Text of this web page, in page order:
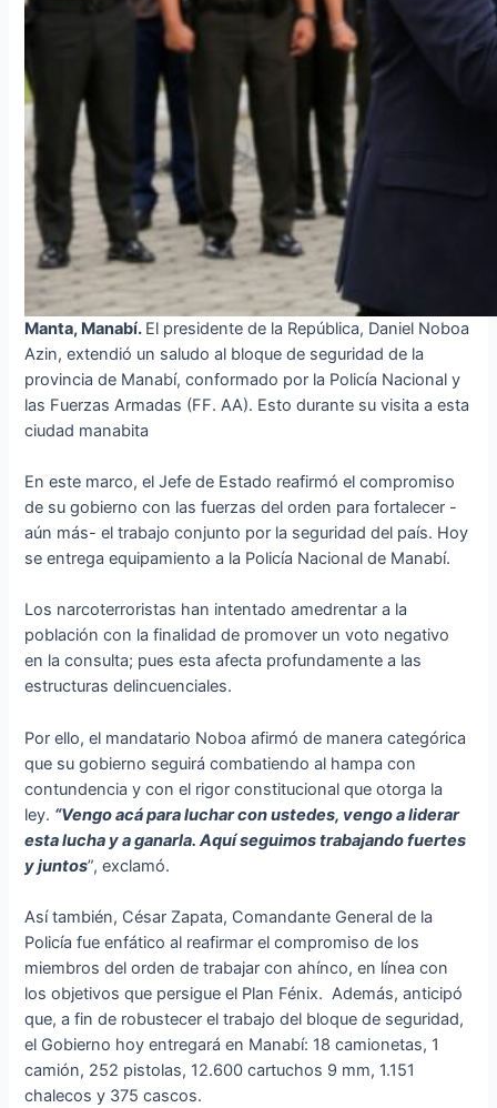
Manta, Manabí. El presidente de la República, Daniel Noboa
Azin, extendió un saludo al bloque de seguridad de la
provincia de Manabí, conformado por la Policía Nacional y
las Fuerzas Armadas (FF. AA). Esto durante su visita a esta
ciudad manabita
En este marco, el Jefe de Estado reafirmó el compromiso
de su gobierno con las fuerzas del orden para fortalecer -
aún más- el trabajo conjunto por la seguridad del país. Hoy
se entrega equipamiento a la Policía Nacional de Manabí.
Los narcoterroristas han intentado amedrentar a la
población con la finalidad de promover un voto negativo
en la consulta; pues esta afecta profundamente a las
estructuras delincuenciales.
Por ello, el mandatario Noboa afirmó de manera categórica
que su gobierno seguirá combatiendo al hampa con
contundencia y con el rigor constitucional que otorga la
ley. “Vengo acá para luchar con ustedes, vengo a liderar
esta lucha y a ganarla. Aquí seguimos trabajando fuertes
y juntos”, exclamó.
Así también, César Zapata, Comandante General de la
Policía fue enfático al reafirmar el compromiso de los
miembros del orden de trabajar con ahínco, en línea con
los objetivos que persigue el Plan Fénix. Además, anticipó
que, a fin de robustecer el trabajo del bloque de seguridad,
el Gobierno hoy entregará en Manabí: 18 camionetas, 1
camión, 252 pistolas, 12.600 cartuchos 9 mm, 1.151
chalecos y 375 cascos.